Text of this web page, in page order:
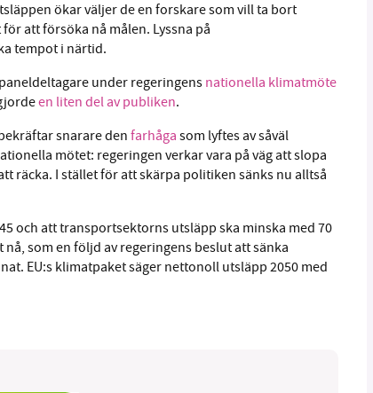
ökar väljer de en forskare som vill ta bort
att försöka nå målen. Lyssna på
tempot i närtid.
under regeringens nationella klimatmöte
en liten del av publiken.
snarare den farhåga som lyftes av såväl
mötet: regeringen verkar vara på väg att slopa
räcka. I stället för att skärpa politiken sänks nu alltså
och att transportsektorns utsläpp ska minska med 70
som en följd av regeringens beslut att sänka
EU:s klimatpaket säger nettonoll utsläpp 2050 med